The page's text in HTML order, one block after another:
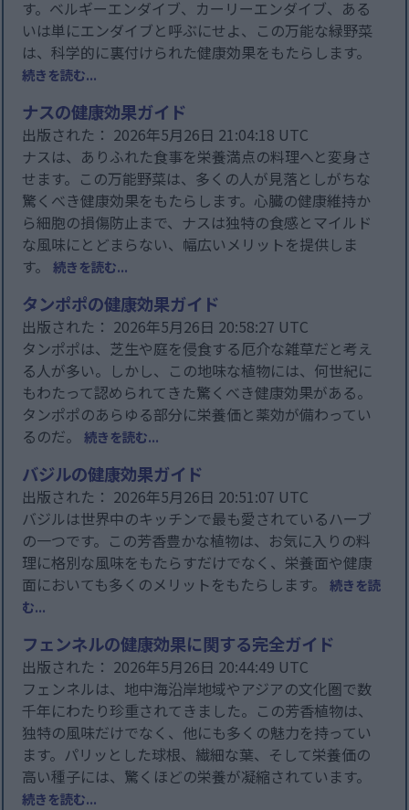
す。ベルギーエンダイブ、カーリーエンダイブ、ある
いは単にエンダイブと呼ぶにせよ、この万能な緑野菜
は、科学的に裏付けられた健康効果をもたらします。
続きを読む...
ナスの健康効果ガイド
出版された： 2026年5月26日 21:04:18 UTC
ナスは、ありふれた食事を栄養満点の料理へと変身さ
せます。この万能野菜は、多くの人が見落としがちな
驚くべき健康効果をもたらします。心臓の健康維持か
ら細胞の損傷防止まで、ナスは独特の食感とマイルド
な風味にとどまらない、幅広いメリットを提供しま
す。続きを読む...
タンポポの健康効果ガイド
出版された： 2026年5月26日 20:58:27 UTC
タンポポは、芝生や庭を侵食する厄介な雑草だと考え
る人が多い。しかし、この地味な植物には、何世紀に
もわたって認められてきた驚くべき健康効果がある。
タンポポのあらゆる部分に栄養価と薬効が備わってい
るのだ。続きを読む...
バジルの健康効果ガイド
出版された： 2026年5月26日 20:51:07 UTC
バジルは世界中のキッチンで最も愛されているハーブ
の一つです。この芳香豊かな植物は、お気に入りの料
理に格別な風味をもたらすだけでなく、栄養面や健康
面においても多くのメリットをもたらします。続きを読
む...
フェンネルの健康効果に関する完全ガイド
出版された： 2026年5月26日 20:44:49 UTC
フェンネルは、地中海沿岸地域やアジアの文化圏で数
千年にわたり珍重されてきました。この芳香植物は、
独特の風味だけでなく、他にも多くの魅力を持ってい
ます。パリッとした球根、繊細な葉、そして栄養価の
高い種子には、驚くほどの栄養が凝縮されています。
続きを読む...